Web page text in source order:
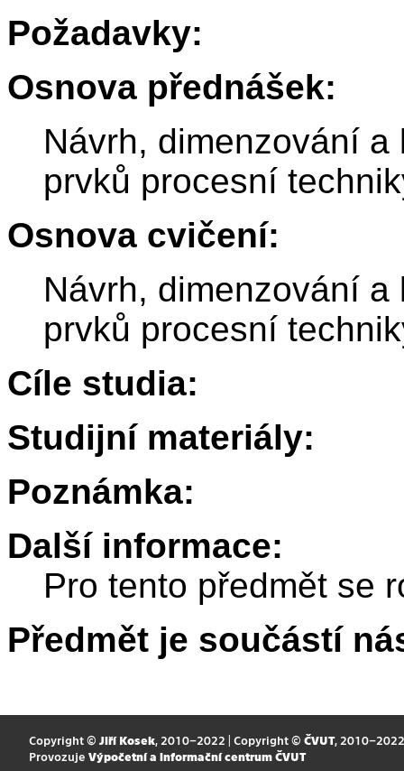
Požadavky:
Osnova přednášek:
Návrh, dimenzování
prvků procesní
Osnova cvičení:
Návrh, dimenzování
prvků procesní
Cíle studia:
Studijní materiály:
Poznámka:
Další informace:
Pro tento předmět se
Předmět je součástí
Copyright © Jiří Kosek, 2010–2022 | Copyright © ČVUT, 2010–2022
Provozuje Výpočetní a informační centrum ČVUT